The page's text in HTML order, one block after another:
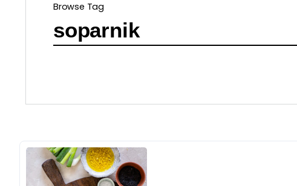
Browse Tag
soparnik